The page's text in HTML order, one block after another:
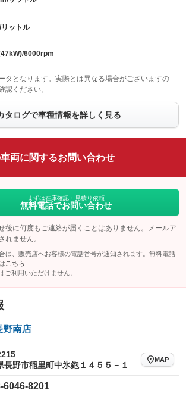
ト
：装備あり
フロントカメラ
：装備なし
：装備なし
ルーフレール
：装備なし
：装備なし
リットル
6000rpm
タとなります。実際とは異なる場合がございますの
認ください。
タログで車種情報を詳しく見る
両に関するお問い合わせ
まずは在庫確認・見積り依頼
無料電話でお問い合わせ
後に何度もご連絡が届くことはありません。メールア
れません。
は、販売店へお客様の電話番号が通知されます。無料電話
こちら
ご利用いただけません。
南店
長野市稲里町中氷鉋１４５５－１
MAP
6046-8201